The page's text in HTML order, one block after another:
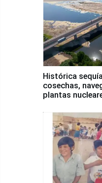
Histórica
cosechas,
plantas